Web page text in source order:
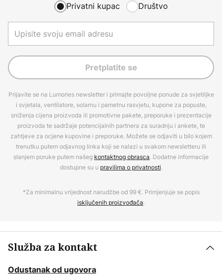
Privatni kupac Društvo
Pretplatite se
Prijavite se na Lumories newsletter i primajte povoljne ponude za svjetiljke
i svjetala, ventilatore, solarnu i pametnu rasvjetu, kupone za popuste,
sniženja cijena proizvoda ili promotivne pakete, preporuke i prezentacije
proizvoda te sadržaje potencijalnih partnera za suradnju i ankete, te
zahtjeve za ocjene kupovine i preporuke. Možete se odjaviti u bilo kojem
trenutku putem odjavnog linka koji se nalazi u svakom newsletteru ili
slanjem poruke putem našeg kontaktnog obrasca. Dodatne informacije
dostupne su u pravilima o privatnosti.
*Za minimalnu vrijednost narudžbe od 99 €. Primjenjuje se popis
isključenih proizvođača.
Služba za kontakt
Odustanak od ugovora